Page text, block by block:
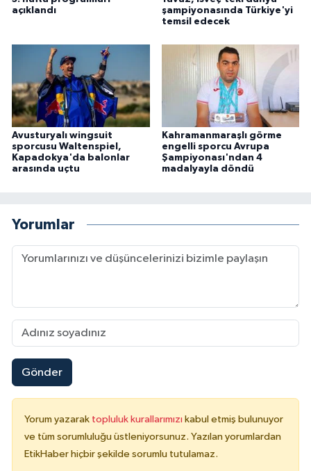
açıklandı
şampiyonasında Türkiye'yi
temsil edecek
Avusturyalı wingsuit
sporcusu Waltenspiel,
Kapadokya'da balonlar
arasında uçtu
Kahramanmaraşlı görme
engelli sporcu Avrupa
Şampiyonası'ndan 4
madalyayla döndü
Yorumlar
Gönder
Yorum yazarak topluluk kurallarımızı kabul etmiş bulunuyor
ve tüm sorumluluğu üstleniyorsunuz. Yazılan yorumlardan
EtikHaber hiçbir şekilde sorumlu tutulamaz.